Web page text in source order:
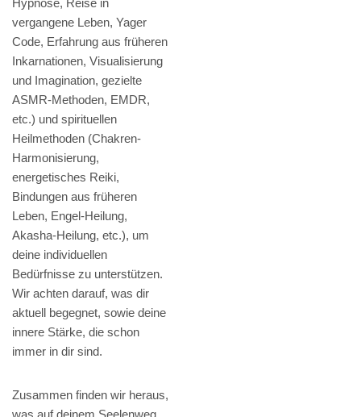
Hypnose, Reise in
vergangene Leben, Yager
Code, Erfahrung aus früheren
Inkarnationen, Visualisierung
und Imagination, gezielte
ASMR-Methoden, EMDR,
etc.) und spirituellen
Heilmethoden (Chakren-
Harmonisierung,
energetisches Reiki,
Bindungen aus früheren
Leben, Engel-Heilung,
Akasha-Heilung, etc.), um
deine individuellen
Bedürfnisse zu unterstützen.
Wir achten darauf, was dir
aktuell begegnet, sowie deine
innere Stärke, die schon
immer in dir sind.
Zusammen finden wir heraus,